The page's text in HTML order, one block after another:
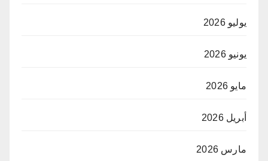
يوليو 2026
يونيو 2026
مايو 2026
أبريل 2026
مارس 2026